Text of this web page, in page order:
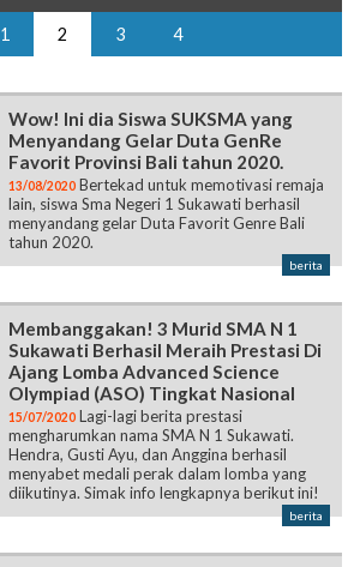
1 2 3 4
Wow! Ini dia Siswa SUKSMA yang
Menyandang Gelar Duta GenRe
Favorit Provinsi Bali tahun 2020.
13/08/2020 Bertekad untuk memotivasi remaja
lain, siswa Sma Negeri 1 Sukawati berhasil
menyandang gelar Duta Favorit Genre Bali
tahun 2020.
berita
Membanggakan! 3 Murid SMA N 1
Sukawati Berhasil Meraih Prestasi Di
Ajang Lomba Advanced Science
Olympiad (ASO) Tingkat Nasional
15/07/2020 Lagi-lagi berita prestasi
mengharumkan nama SMA N 1 Sukawati.
Hendra, Gusti Ayu, dan Anggina berhasil
menyabet medali perak dalam lomba yang
diikutinya. Simak info lengkapnya berikut ini!
berita